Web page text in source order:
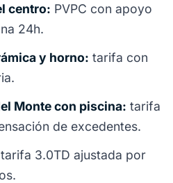
centro: PVPC con apoyo
24h.
y horno: tarifa con
Monte con piscina: tarifa
de excedentes.
tarifa 3.0TD ajustada por